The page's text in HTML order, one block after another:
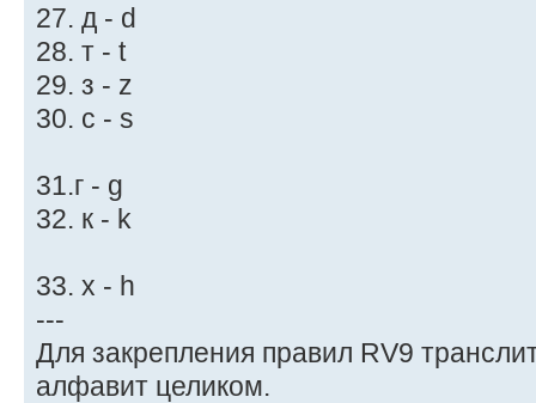
27. д - d
28. т - t
29. з - z
30. с - s
31.г - g
32. к - k
33. х - h
---
Для закрепления правил RV9
алфавит целиком.